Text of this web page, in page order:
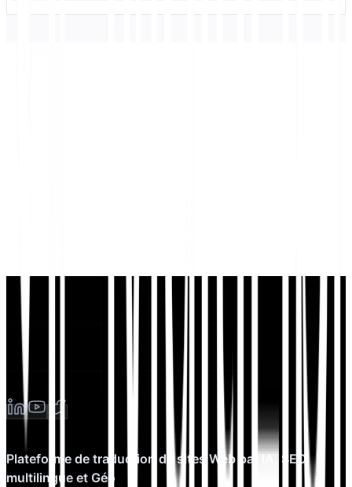
Plateforme de traduction de sites Web par IA, SEO
multilingue et Géo